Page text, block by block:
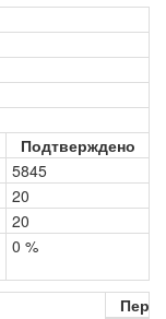
Подтверждено
5845
20
20
0 %